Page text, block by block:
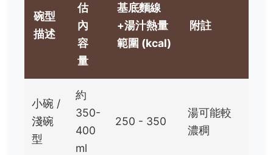
碗型
描述
估
內
容
量
基底麵線
+湯汁熱量
範圍 (kcal)
附註
小碗 /
淺碗
型
約
350-
400
ml
250 - 350
湯可能較
濃稠